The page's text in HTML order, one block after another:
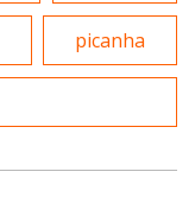
picanha